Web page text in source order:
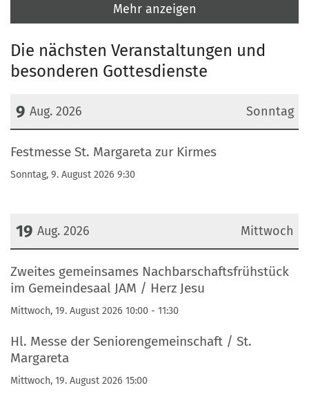
Mehr anzeigen
Die nächsten Veranstaltungen und
besonderen Gottesdienste
Sonntag
9 Aug. 2026
Datum: 9. August 2026
Festmesse St. Margareta zur Kirmes
Sonntag, 9. August 2026 9:30
Mittwoch
19 Aug. 2026
Datum: 19. August 2026
Zweites gemeinsames Nachbarschaftsfrühstück
im Gemeindesaal JAM / Herz Jesu
Mittwoch, 19. August 2026 10:00 - 11:30
Hl. Messe der Seniorengemeinschaft / St.
Margareta
Mittwoch, 19. August 2026 15:00